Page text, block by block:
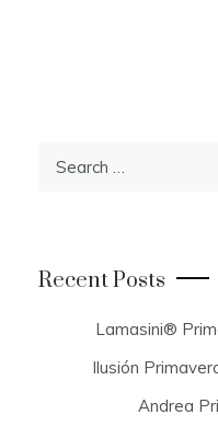
r
:
Recent Posts
Lamasini®
Ilusión
Andrea